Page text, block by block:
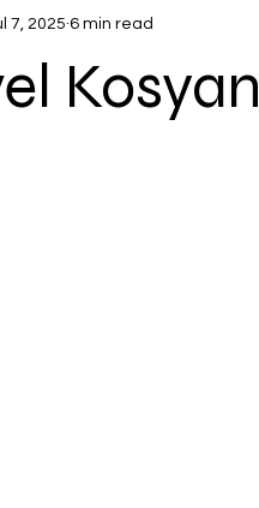
Kosyan
7, 2025 6 min read